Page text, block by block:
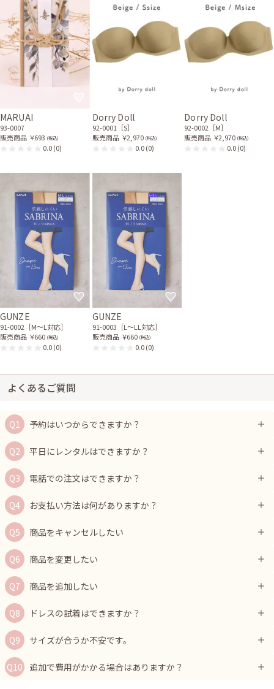
MARUAI
93-0007
販売商品 ￥693 (税込)
0.0(0)
Dorry Doll
92-0001［S］
販売商品 ￥2,970 (税込)
0.0(0)
Dorry Doll
92-0002［M］
販売商品 ￥2,970 (税込)
0.0(0)
GUNZE
91-0002［M〜L対応］
販売商品 ￥660 (税込)
0.0(0)
GUNZE
91-0003［L〜LL対応］
販売商品 ￥660 (税込)
0.0(0)
よくあるご質問
予約はいつからできますか？
平日にレンタルはできますか？
電話での注文はできますか？
お支払い方法は何がありますか？
商品をキャンセルしたい
商品を変更したい
商品を追加したい
ドレスの試着はできますか？
サイズが合うか不安です。
追加で費用がかかる場合はありますか？